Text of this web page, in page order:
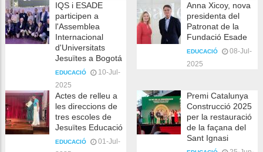
IQS i ESADE
participen a
l'Assemblea
Internacional
d'Universitats
Jesuïtes a Bogotá
EDUCACIÓ
10-Jul-
2025
Anna Xicoy, nova
presidenta del
Patronat de la
Fundació Esade
EDUCACIÓ
08-Jul-
2025
Actes de relleu a
les direccions de
tres escoles de
Jesuïtes Educació
EDUCACIÓ
01-Jul-
Premi Catalunya
Construcció 2025
per la restauració
de la façana del
Sant Ignasi